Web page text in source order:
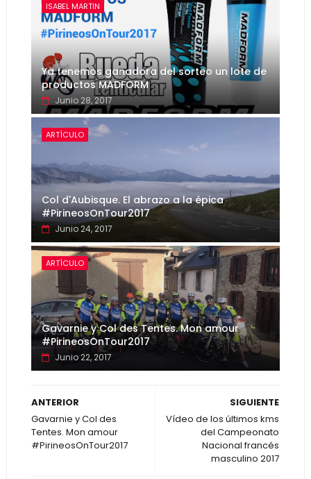
ISABEL MARTIN
Ya tenemos ganadora del sorteo un lote de
productos MADFORM
Junio 28, 2017
ARTÍCULO
Col d'Aubisque. El abrazo a la épica
#PirineosOnTour2017
Junio 24, 2017
ARTÍCULO
Gavarnie y Col des Tentes. Mon amour
#PirineosOnTour2017
Junio 22, 2017
SIGUIENTE
Vídeo de los últimos kms
del Campeonato
Nacional francés
masculino 2017
ANTERIOR
Gavarnie y Col des
Tentes. Mon amour
#PirineosOnTour2017